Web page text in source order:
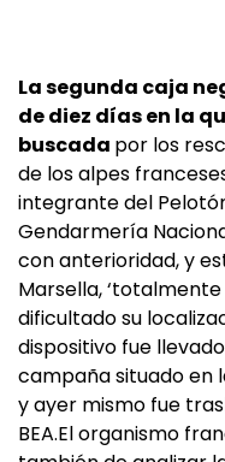
La segunda caja
de diez días en la
buscada por los
de los alpes
integrante del
Gendarmería
con anterioridad, y
Marsella,
dificultado su
dispositivo fue
campaña situado en
y ayer mismo fue
BEA.El organismo